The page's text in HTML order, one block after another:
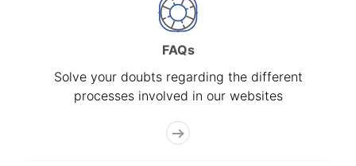
FAQs
Solve your doubts regarding the different
processes involved in our websites